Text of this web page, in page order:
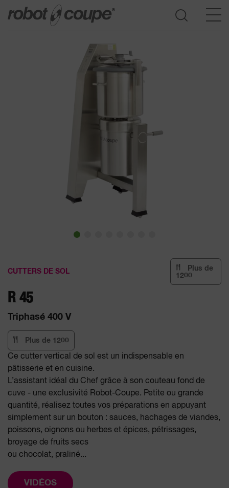
CUTTERS DE SOL
Plus de
1200
R 45
Triphasé 400 V
Plus de 1200
Ce cutter vertical de sol est un indispensable en
pâtisserie et en cuisine.
L’assistant idéal du Chef grâce à son couteau fond de
cuve - une exclusivité Robot-Coupe. Petite ou grande
quantité, réalisez toutes vos préparations en appuyant
simplement sur un bouton : sauces, hachages de viandes,
poissons, oignons ou herbes et épices, pétrissages,
broyage de fruits secs
ou chocolat, praliné...
VIDÉOS
Accès au guide de sélection